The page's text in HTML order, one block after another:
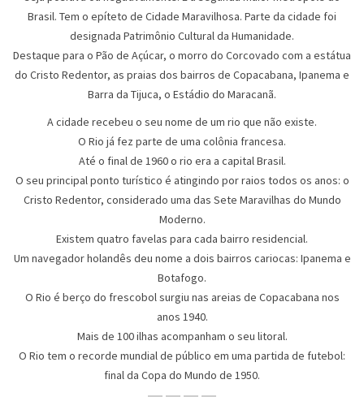
Brasil. Tem o epíteto de Cidade Maravilhosa. Parte da cidade foi
designada Patrimônio Cultural da Humanidade.
Destaque para o Pão de Açúcar, o morro do Corcovado com a estátua
do Cristo Redentor, as praias dos bairros de Copacabana, Ipanema e
Barra da Tijuca, o Estádio do Maracanã.
A cidade recebeu o seu nome de um rio que não existe.
O Rio já fez parte de uma colônia francesa.
Até o final de 1960 o rio era a capital Brasil.
O seu principal ponto turístico é atingindo por raios todos os anos: o
Cristo Redentor, considerado uma das Sete Maravilhas do Mundo
Moderno.
Existem quatro favelas para cada bairro residencial.
Um navegador holandês deu nome a dois bairros cariocas: Ipanema e
Botafogo.
O Rio é berço do frescobol surgiu nas areias de Copacabana nos
anos 1940.
Mais de 100 ilhas acompanham o seu litoral.
O Rio tem o recorde mundial de público em uma partida de futebol:
final da Copa do Mundo de 1950.